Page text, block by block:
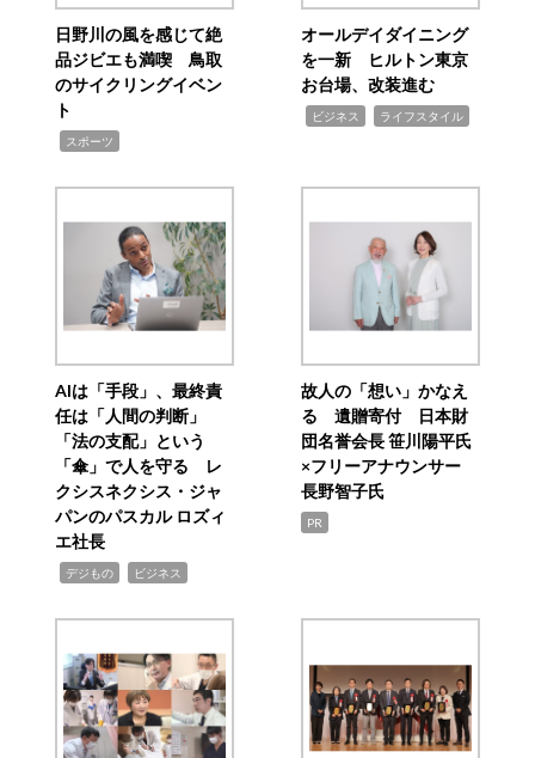
日野川の風を感じて絶
品ジビエも満喫 鳥取
のサイクリングイベン
ト
スポーツ
オールデイダイニング
を一新 ヒルトン東京
お台場、改装進む
ビジネス ライフスタイル
AIは「手段」、最終責
任は「人間の判断」
「法の支配」という
「傘」で人を守る レ
クシスネクシス・ジャ
パンのパスカル ロズィ
エ社長
デジもの ビジネス
故人の「想い」かなえ
る 遺贈寄付 日本財
団名誉会長 笹川陽平氏
×フリーアナウンサー
長野智子氏
PR